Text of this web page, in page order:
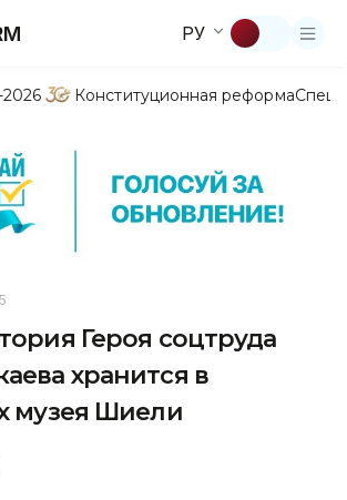
РУ
Конституционная реформа
Героя соцтруда
хранится в
музея Шиели